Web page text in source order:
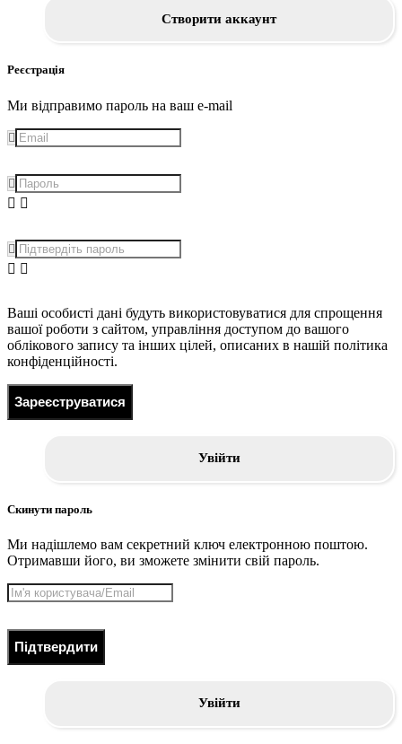
Створити аккаунт
Реєстрація
Ми відправимо пароль на ваш e-mail
Ваші особисті дані будуть використовуватися для спрощення
вашої роботи з сайтом, управління доступом до вашого
облікового запису та інших цілей, описаних в нашій політика
конфіденційності.
Зареєструватися
Увійти
Скинути пароль
Ми надішлемо вам секретний ключ електронною поштою.
Отримавши його, ви зможете змінити свій пароль.
Підтвердити
Увійти